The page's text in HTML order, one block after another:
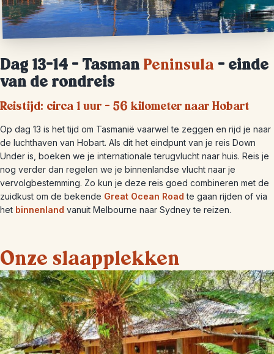
Dag 13-14 – Tasman Peninsula – einde
van de rondreis
Reistijd: circa 1 uur – 56 kilometer naar Hobart
Op dag 13 is het tijd om Tasmanië vaarwel te zeggen en rijd je naar
de luchthaven van Hobart. Als dit het eindpunt van je reis Down
Under is, boeken we je internationale terugvlucht naar huis. Reis je
nog verder dan regelen we je binnenlandse vlucht naar je
vervolgbestemming. Zo kun je deze reis goed combineren met de
zuidkust om de bekende Great Ocean Road te gaan rijden of via
het binnenland vanuit Melbourne naar Sydney te reizen.
Onze slaapplekken